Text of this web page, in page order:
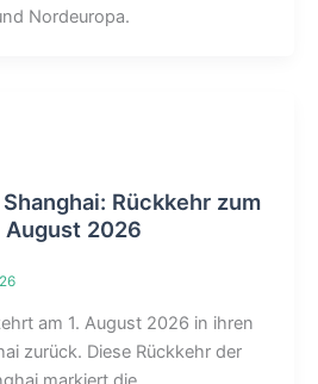
Nordeuropa.
Rückkehr zum
August 2026
am 1. August 2026 in ihren
zurück. Diese Rückkehr der